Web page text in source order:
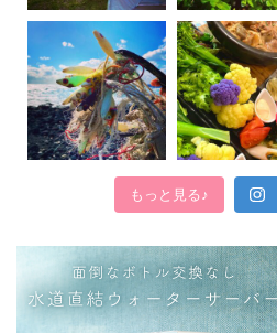
もっと見る♪